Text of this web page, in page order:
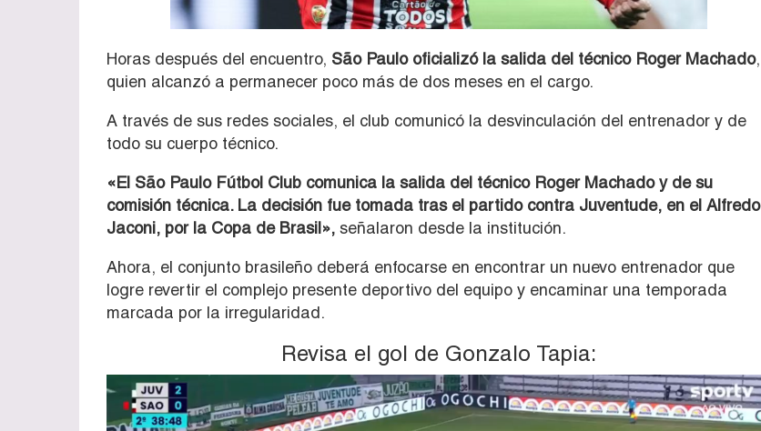
Horas después del encuentro, São Paulo oficializó la salida del técnico Roger Machado,
quien alcanzó a permanecer poco más de dos meses en el cargo.
A través de sus redes sociales, el club comunicó la desvinculación del entrenador y de
todo su cuerpo técnico.
«El São Paulo Fútbol Club comunica la salida del técnico Roger Machado y de su
comisión técnica. La decisión fue tomada tras el partido contra Juventude, en el Alfredo
Jaconi, por la Copa de Brasil», señalaron desde la institución.
Ahora, el conjunto brasileño deberá enfocarse en encontrar un nuevo entrenador que
logre revertir el complejo presente deportivo del equipo y encaminar una temporada
marcada por la irregularidad.
Revisa el gol de Gonzalo Tapia:
Reproductor
vídeo